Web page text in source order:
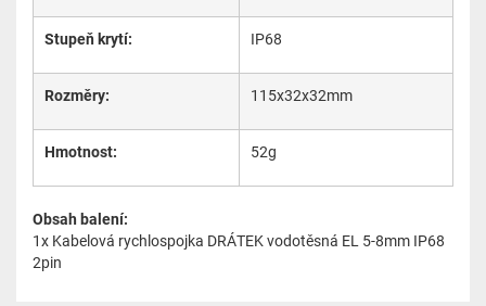
Stupeň krytí: IP68
Rozměry: 115x32x32mm
Hmotnost: 52g
Obsah balení:
1x Kabelová rychlospojka DRÁTEK vodotěsná EL 5-8mm IP68
2pin